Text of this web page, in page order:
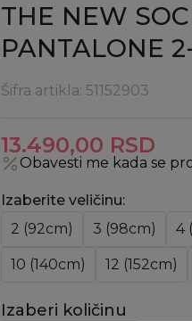
THE NEW
PANTALONE
Šifra artikla: 51152903
13.490,00 RSD
Obavesti me kada se
Izaberite veličinu:
2 (92cm) 3 (98cm) 4
10 (140cm) 12 (152cm)
Izaberi količinu